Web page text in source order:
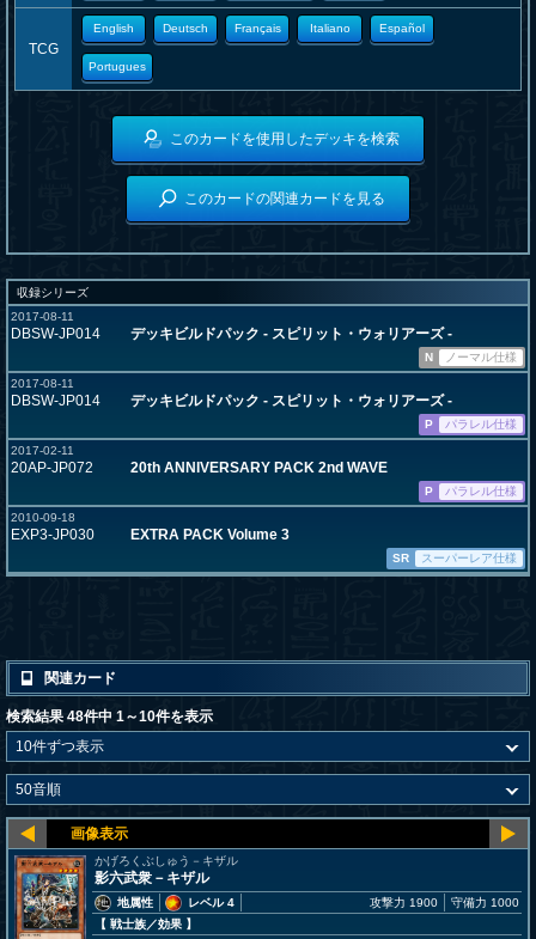
TCG
English Deutsch Français Italiano Español
Portugues
このカードを使用したデッキを検索
このカードの関連カードを見る
収録シリーズ
2017-08-11
DBSW-JP014 デッキビルドパック - スピリット・ウォリアーズ -
N
ノーマル仕様
2017-08-11
DBSW-JP014 デッキビルドパック - スピリット・ウォリアーズ -
P
パラレル仕様
2017-02-11
20AP-JP072 20th ANNIVERSARY PACK 2nd WAVE
P
パラレル仕様
2010-09-18
EXP3-JP030 EXTRA PACK Volume 3
SR スーパーレア仕様
関連カード
検索結果 48件中 1～10件を表示
かげろくぶしゅう－キザル
影六武衆－キザル
地属性
レベル 4
【 戦士族／効果 】
攻撃力 1900 守備力 1000